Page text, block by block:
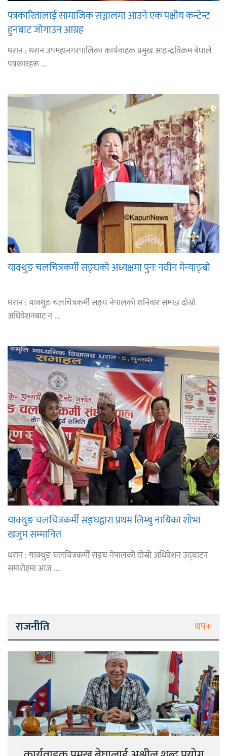
पत्रकारितालाई सामाजिक सञ्जालमा आउने एक पक्षीय कन्टेन्ट
हुनबाट जोगाउन आग्रह
धरान : धरान उपमहानगरपालिका कार्यवाहक प्रमुख आइन्द्रविक्रम बेघाले
पत्रकारहरू ...
याक्थुङ चलचित्रकर्मी सङ्घको अध्यक्षमा पुनः नवीन मेन्याङ्बो
धरान : याक्थुङ चलचित्रकर्मी सङ्घ नेपालको शनिवार सम्पन्न दोस्रो
अधिवेशनबाट न ...
याक्थुङ चलचित्रकर्मी सङ्घद्वारा प्रथम लिम्बु नायिका शोभा
खजुम सम्मानित
धरान : याक्थुङ चलचित्रकर्मी सङ्घ नेपालको दोस्रो अधिवेशन उद्घाटन
समारोहमा आज ...
राजनीति थप+